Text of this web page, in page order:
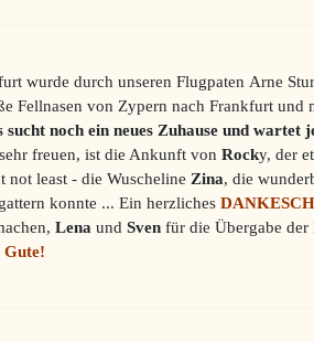
wurde durch unseren Flugpaten Arne
Fellnasen von Zypern nach Frankfurt und
sucht noch ein neues Zuhause und wartet
freuen, ist die Ankunft von Rocky, der
not least - die Wuscheline Zina, die
konnte ... Ein herzliches
Lena und Svenfür die Übergabe der
Gute!